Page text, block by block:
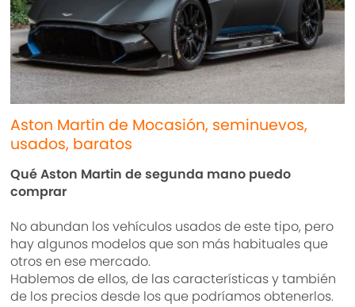
Aston Martin de Mocasión, seminuevos,
usados, baratos
Qué Aston Martin de segunda mano puedo
comprar
No abundan los vehículos usados de este tipo, pero
hay algunos modelos que son más habituales que
otros en ese mercado.
Hablemos de ellos, de las características y también
de los precios desde los que podríamos obtenerlos.